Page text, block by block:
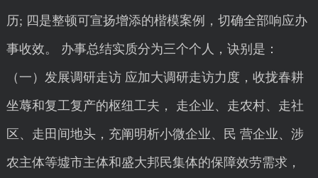
历; 四是整顿可宣扬增添的楷模案例，切确全部响应办
事收效。 办事总结实质分为三个个人，诀别是：
（一）发展调研走访 应加大调研走访力度，收拢春耕
坐蓐和复工复产的枢纽工夫， 走企业、走农村、走社
区、走田间地头，充阐明析小微企业、民 营企业、涉
农主体等墟市主体和盛大邦民集体的保障效劳需求，